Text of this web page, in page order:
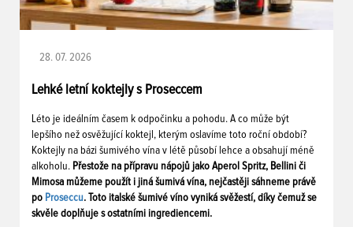
28. 07. 2026
Lehké letní koktejly s Proseccem
Léto je ideálním časem k odpočinku a pohodu. A co může být
lepšího než osvěžující koktejl, kterým oslavíme toto roční období?
Koktejly na bázi šumivého vína v létě působí lehce a obsahují méně
alkoholu. Přestože na přípravu nápojů jako Aperol Spritz, Bellini či
Mimosa můžeme použít i jiná šumivá vína, nejčastěji sáhneme právě
po Proseccu. Toto italské šumivé víno vyniká svěžestí, díky čemuž se
skvěle doplňuje s ostatními ingrediencemi.